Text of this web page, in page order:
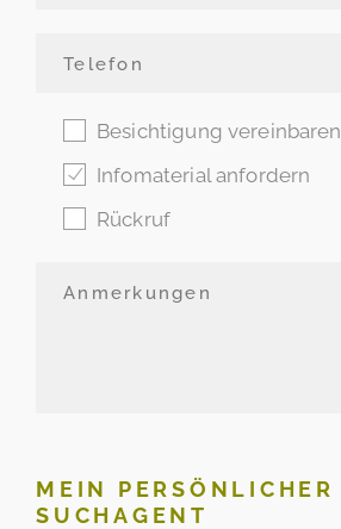
Besichtigung vereinbaren
Infomaterial anfordern
Rückruf
MEIN PERSÖNLICHER
SUCHAGENT